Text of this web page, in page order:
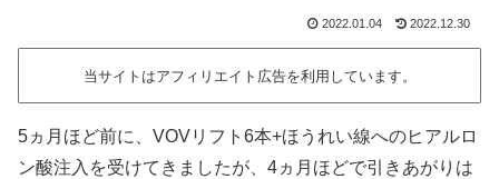
2022.01.04 2022.12.30
当サイトはアフィリエイト広告を利用しています。
5ヵ月ほど前に、VOVリフト6本+ほうれい線へのヒアルロ
ン酸注入を受けてきましたが、4ヵ月ほどで引きあがりは